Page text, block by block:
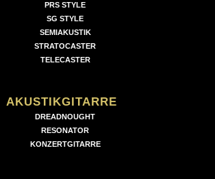
PRS STYLE
SG STYLE
SEMIAKUSTIK
STRATOCASTER
TELECASTER
AKUSTIKGITARRE
DREADNOUGHT
RESONATOR
KONZERTGITARRE